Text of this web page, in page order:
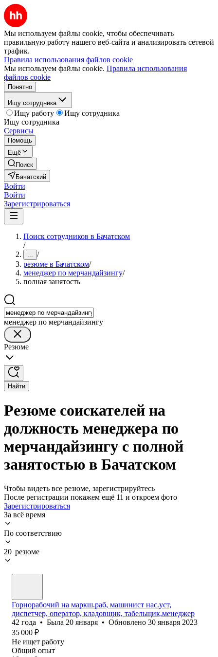
Мы используем файлы cookie, чтобы обеспечивать
правильную работу нашего веб-сайта и анализировать сетевой
трафик.
Правила использования файлов cookie
Мы используем файлы cookie. Правила использования
файлов cookie
Понятно
Ищу сотрудника
Ищу работу
Ищу сотрудника
Ищу сотрудника
Сервисы
Помощь
Ещё
Поиск
Бачатский
Войти
Войти
Зарегистрироваться
Поиск сотрудников в Бачатском
/
... /
резюме в Бачатском/
менеджер по мерчандайзингу/
полная занятость
менеджер по мерчандайзингу
Резюме
Найти
Резюме соискателей на
должность менеджера по
мерчандайзингу с полной
занятостью в Бачатском
Чтобы видеть все резюме, зарегистрируйтесь
После регистрации покажем ещё 11 и откроем фото
Зарегистрироваться
За всё время
По соответствию
20 резюме
Горнорабочий на маркш.раб, машинист нас.уст,
диспетчер, оператор, кладовщик, табельщик,менеджер
42 года • Была 20 января • Обновлено 30 января 2023
35 000 ₽
Не ищет работу
Общий опыт